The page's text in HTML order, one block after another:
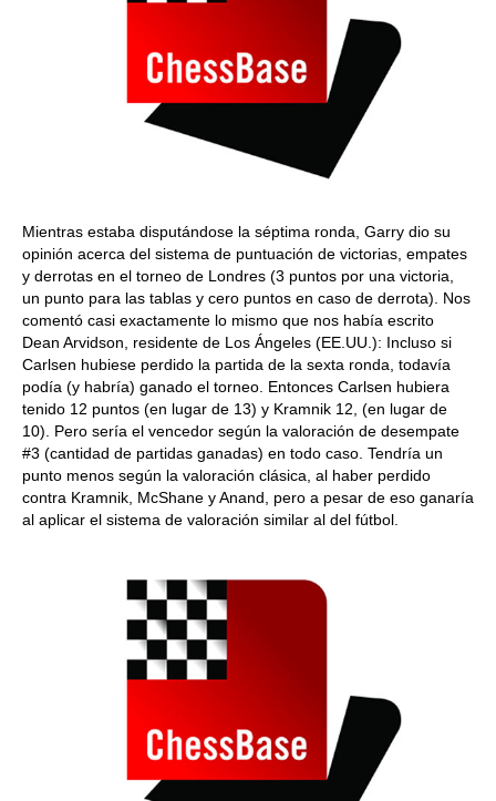
Mientras estaba disputándose la séptima ronda, Garry dio su
opinión acerca del sistema de puntuación de victorias, empates
y derrotas en el torneo de Londres (3 puntos por una victoria,
un punto para las tablas y cero puntos en caso de derrota). Nos
comentó casi exactamente lo mismo que nos había escrito
Dean Arvidson, residente de Los Ángeles (EE.UU.): Incluso si
Carlsen hubiese perdido la partida de la sexta ronda, todavía
podía (y habría) ganado el torneo. Entonces Carlsen hubiera
tenido 12 puntos (en lugar de 13) y Kramnik 12, (en lugar de
10). Pero sería el vencedor según la valoración de desempate
#3 (cantidad de partidas ganadas) en todo caso. Tendría un
punto menos según la valoración clásica, al haber perdido
contra Kramnik, McShane y Anand, pero a pesar de eso ganaría
al aplicar el sistema de valoración similar al del fútbol.